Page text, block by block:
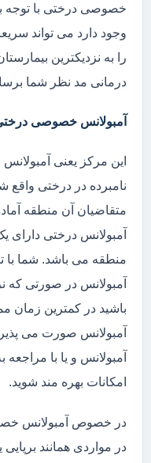
خصوصی درختی با توجه
وجود دارد می تواند
را به نزدیکترین
درمانی مد نظر شما
آمبولانس خصوصی
این مرکز یعنی
نامبرده در درختی واقع
متقاضیان آن منطقه
آمبولانس درختی دارای
منطقه می باشد. شما با
آمبولانس در صورتی
باشید در کمترین زمان
آمبولانس صورت می
آمبولانس و یا با
امکانات بهره مند شوید.
در خصوص آمبولانس
در مواردی همانند